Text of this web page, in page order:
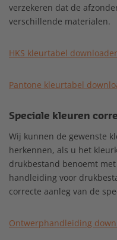
verzekeren dat de
verschillende materialen.
HKS kleurtabel
Pantone kleurtabel
Speciale kleuren
Wij kunnen de gewenste
herkennen, als u het
drukbestand benoemt
handleiding voor
correcte aanleg van de
Ontwerphandleiding